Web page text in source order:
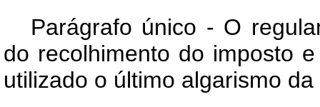
Parágrafo único - O
do recolhimento do imposto
utilizado o último algarismo